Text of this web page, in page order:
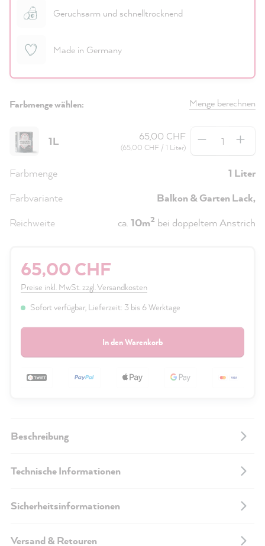
Geruchsarm und schnelltrocknend
Made in Germany
Farbmenge wählen: Menge berechnen
1L 65,00 CHF
(65,00 CHF / 1 Liter)
Farbmenge
1 Liter
Farbvariante
Balkon & Garten Lack,
Reichweite
ca. 10m2 bei doppeltem Anstrich
65,00 CHF
Preise inkl. MwSt. zzgl. Versandkosten
Sofort verfügbar, Lieferzeit: 3 bis 6 Werktage
In den Warenkorb
Beschreibung
Technische Informationen
Sicherheitsinformationen
Versand & Retouren